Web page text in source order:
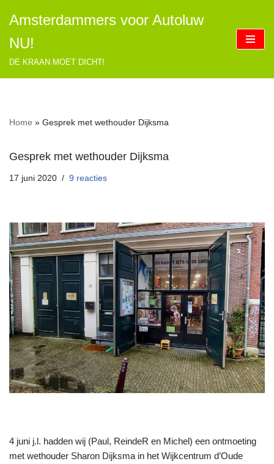
naar
de
inhoud
Amsterdammers voor Autoluw
NU!
DE KRAAN MOET DICHT!
Home » Gesprek met wethouder Dijksma
Gesprek met wethouder Dijksma
17 juni 2020 9 reacties
4 juni j.l. hadden wij (Paul, ReindeR en Michel) een ontmoeting
met wethouder Sharon Dijksma in het Wijkcentrum d’Oude